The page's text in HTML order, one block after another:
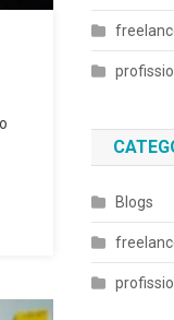
Blogs